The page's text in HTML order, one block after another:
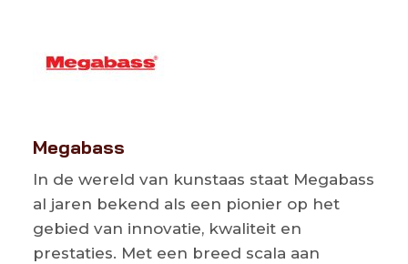
Megabass
In de wereld van kunstaas staat Megabass
al jaren bekend als een pionier op het
gebied van innovatie, kwaliteit en
prestaties. Met een breed scala aan